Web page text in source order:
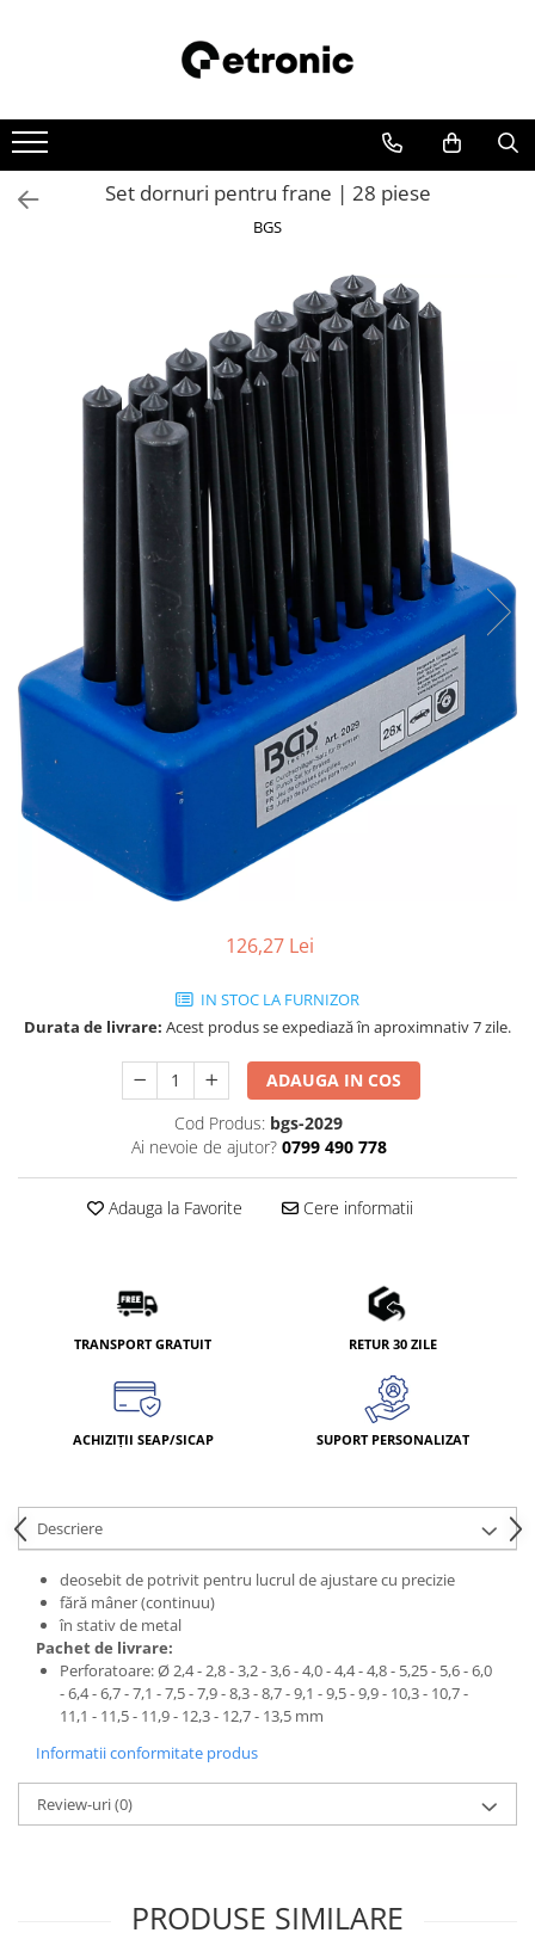
Set dornuri pentru frane | 28 piese
BGS
126,27 Lei
IN STOC LA FURNIZOR
Durata de livrare: Acest produs se expediază în aproximnativ 7 zile.
ADAUGA IN COS
Cod Produs: bgs-2029
Ai nevoie de ajutor? 0799 490 778
Adauga la Favorite Cere informatii
TRANSPORT GRATUIT RETUR 30 ZILE
ACHIZIȚII SEAP/SICAP SUPORT PERSONALIZAT
Descriere
deosebit de potrivit pentru lucrul de ajustare cu precizie
fără mâner (continuu)
în stativ de metal
Pachet de livrare:
Perforatoare: Ø 2,4 - 2,8 - 3,2 - 3,6 - 4,0 - 4,4 - 4,8 - 5,25 - 5,6 - 6,0
- 6,4 - 6,7 - 7,1 - 7,5 - 7,9 - 8,3 - 8,7 - 9,1 - 9,5 - 9,9 - 10,3 - 10,7 -
11,1 - 11,5 - 11,9 - 12,3 - 12,7 - 13,5 mm
Informatii conformitate produs
Review-uri(0)
PRODUSE SIMILARE